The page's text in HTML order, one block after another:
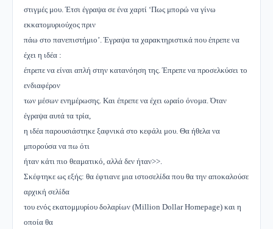
στιγμές μου. Έτσι έγραψα σε ένα χαρτί ‘Πως μπορώ να γίνω
εκκατομυριούχος πριν
πάω στο πανεπιστήμιο’. Έγραψα τα χαρακτηριστικά που έπρεπε να
έχει η ιδέα :
έπρεπε να είναι απλή στην κατανόηση της. Έπρεπε να προσελκύσει το
ενδιαφέρον
των μέσων ενημέρωσης. Και έπρεπε να έχει ωραίο όνομα. Όταν
έγραψα αυτά τα τρία,
η ιδέα παρουσιάστηκε ξαφνικά στο κεφάλι μου. Θα ήθελα να
μπορούσα να πω ότι
ήταν κάτι πιο θεαματικό, αλλά δεν ήταν>>.
Σκέφτηκε ως εξής: θα έφτιανε μια ιστοσελίδα που θα την αποκαλούσε
αρχική σελίδα
του ενός εκατομμυρίου δολαρίων (Μillion Dollar Homepage) και η
οποία θα